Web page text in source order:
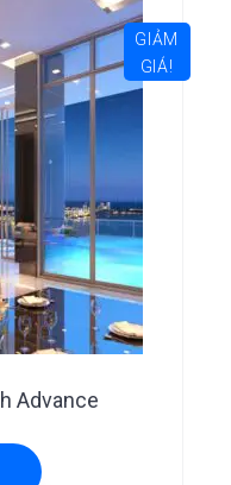
GIẢM
GIÁ!
Advance